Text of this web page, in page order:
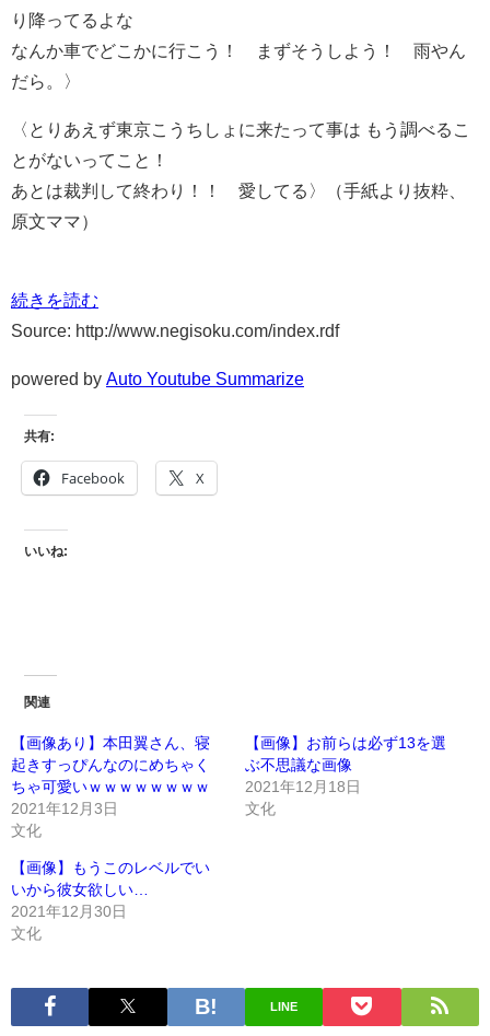
り降ってるよな
なんか車でどこかに行こう！ まずそうしよう！ 雨やん
だら。〉
〈とりあえず東京こうちしょに来たって事は もう調べるこ
とがないってこと！
あとは裁判して終わり！！ 愛してる〉（手紙より抜粋、
原文ママ）
続きを読む
Source: http://www.negisoku.com/index.rdf
powered by Auto Youtube Summarize
共有:
Facebook X
いいね:
関連
【画像あり】本田翼さん、寝
起きすっぴんなのにめちゃく
ちゃ可愛いｗｗｗｗｗｗｗｗ
2021年12月3日
文化
【画像】お前らは必ず13を選
ぶ不思議な画像
2021年12月18日
文化
【画像】もうこのレベルでい
いから彼女欲しい…
2021年12月30日
文化
LINE